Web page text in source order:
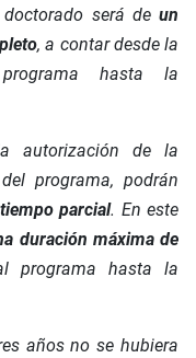
doctorado será deun
, a contar desde la
hasta la
autorización de la
programa, podrán
tiempo parcial. En este
duración máxima de
programa hasta la
años no se hubiera